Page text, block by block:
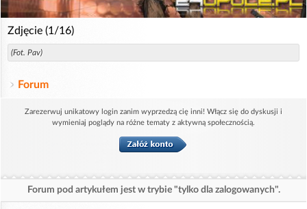
Zdjęcie (1/16)
(Fot. Pav)
Forum
Zarezerwuj unikatowy login zanim wyprzedzą cię inni! Włącz się do dyskusji i
wymieniaj poglądy na różne tematy z aktywną społecznością.
Forum pod artykułem jest w trybie "tylko dla zalogowanych".